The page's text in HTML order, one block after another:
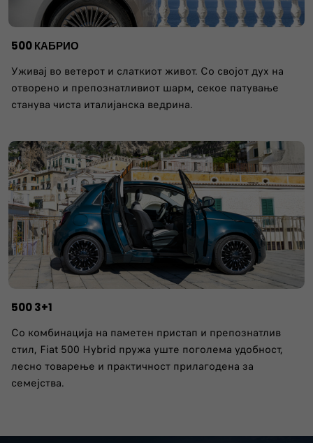
​500 КАБРИО
Уживај во ветерот и слаткиот живот. Со својот дух на
отворено и препознатливиот шарм, секое патување
станува чиста италијанска ведрина.
500 3+1
Со комбинација на паметен пристап и препознатлив
стил, Fiat 500 Hybrid пружа уште поголема удобност,
лесно товарење и практичност прилагодена за
семејства.